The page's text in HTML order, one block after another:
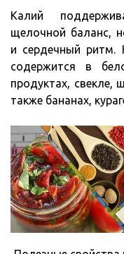
Калий
щелочной баланс,
и сердечный ритм.
содержится в
продуктах, свекле,
также бананах,